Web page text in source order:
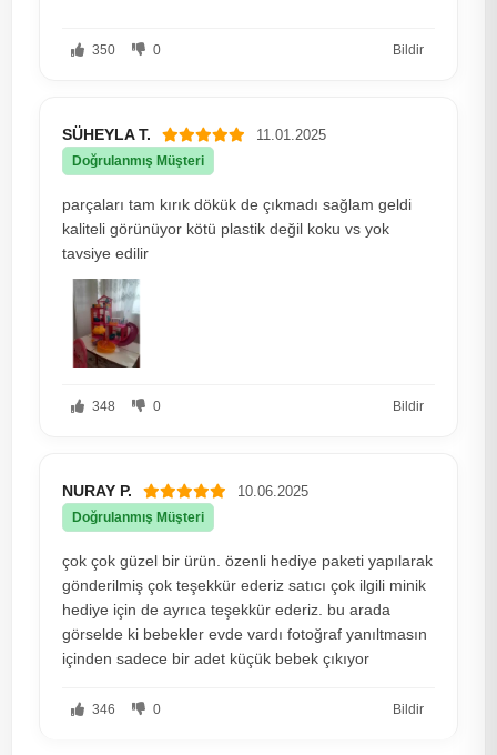
350 0 Bildir
SÜHEYLA T. 11.01.2025
Doğrulanmış Müşteri
parçaları tam kırık dökük de çıkmadı sağlam geldi
kaliteli görünüyor kötü plastik değil koku vs yok
tavsiye edilir
348 0 Bildir
NURAY P. 10.06.2025
Doğrulanmış Müşteri
çok çok güzel bir ürün. özenli hediye paketi yapılarak
gönderilmiş çok teşekkür ederiz satıcı çok ilgili minik
hediye için de ayrıca teşekkür ederiz. bu arada
görselde ki bebekler evde vardı fotoğraf yanıltmasın
içinden sadece bir adet küçük bebek çıkıyor
346 0 Bildir